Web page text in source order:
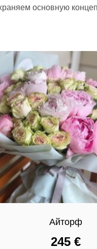
основную
Айторф
245 €